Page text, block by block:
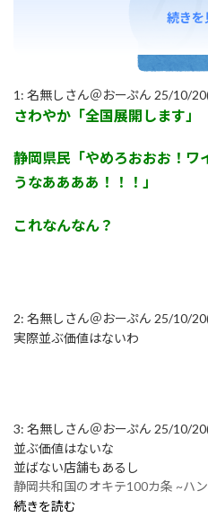
1: 名無しさん＠おーぷん 25/10/
さわやか「全国展開します」
静岡県民「やめろおおお！ワ
うなああああ！！！」
これなんなん？
2: 名無しさん＠おーぷん 25/10/
実際並ぶ価値はないわ
3: 名無しさん＠おーぷん 25/10/
並ぶ価値はないな
並ばない店舗もあるし
静岡共和国のオキテ100カ条 ~ハ
続きを読む
続きを